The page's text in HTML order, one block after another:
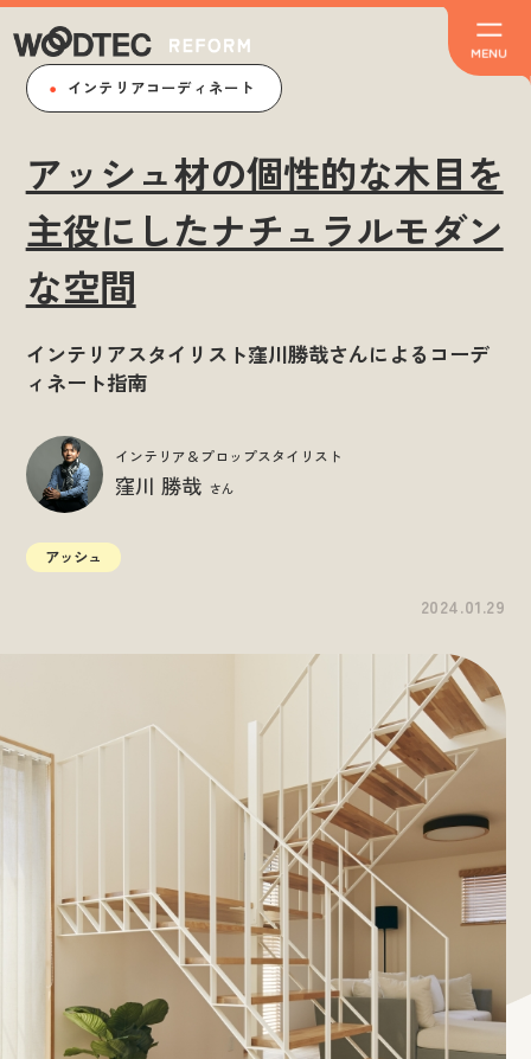
インテリアコーディネート
アッシュ材の個性的な木目を
主役にしたナチュラルモダン
な空間
インテリアスタイリスト窪川勝哉さんによるコーデ
ィネート指南
インテリア＆プロップスタイリスト
窪川 勝哉 さん
アッシュ
2024.01.29